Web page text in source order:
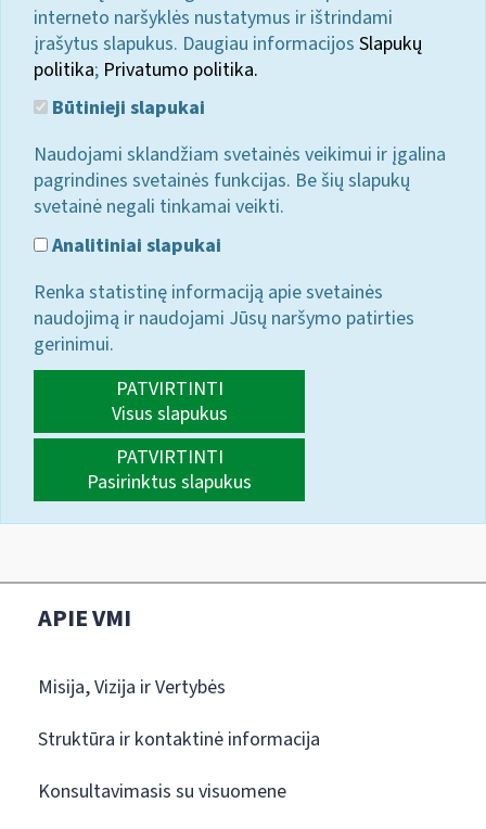
interneto naršyklės nustatymus ir ištrindami
įrašytus slapukus. Daugiau informacijos Slapukų
politika; Privatumo politika.
Būtinieji slapukai
Naudojami sklandžiam svetainės veikimui ir įgalina
pagrindines svetainės funkcijas. Be šių slapukų
svetainė negali tinkamai veikti.
Analitiniai slapukai
Renka statistinę informaciją apie svetainės
naudojimą ir naudojami Jūsų naršymo patirties
gerinimui.
PATVIRTINTI
Visus slapukus
PATVIRTINTI
Pasirinktus slapukus
APIE VMI
Misija, Vizija ir Vertybės
Struktūra ir kontaktinė informacija
Konsultavimasis su visuomene